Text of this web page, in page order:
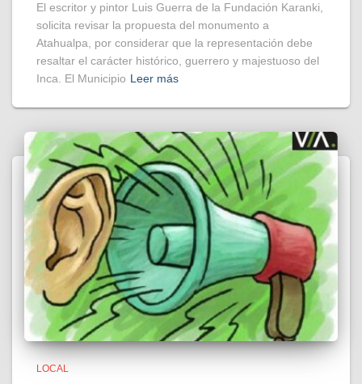
El escritor y pintor Luis Guerra de la Fundación Karanki,
solicita revisar la propuesta del monumento a
Atahualpa, por considerar que la representación debe
resaltar el carácter histórico, guerrero y majestuoso del
Inca. El Municipio Leer más
LOCAL